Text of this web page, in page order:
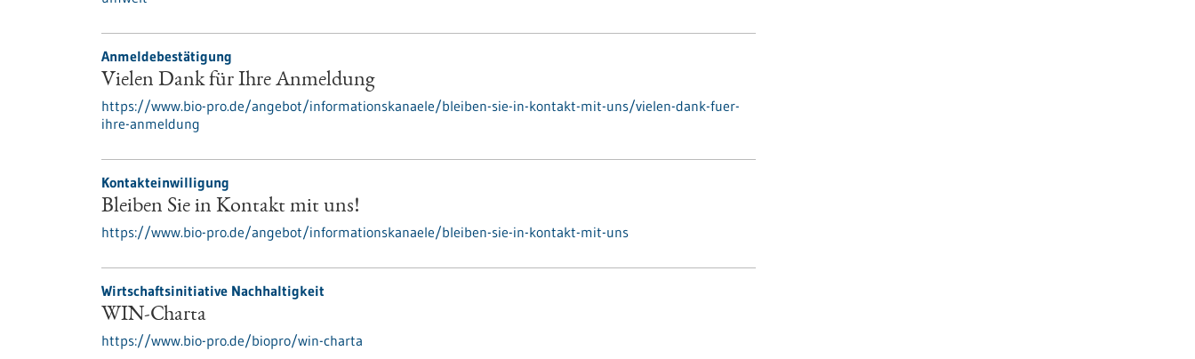
Anmeldebestätigung
Vielen Dank für Ihre Anmeldung
https://www.bio-pro.de/angebot/informationskanaele/bleiben-sie-in-kontakt-mit-uns/vielen-dank-fuer-
ihre-anmeldung
Kontakteinwilligung
Bleiben Sie in Kontakt mit uns!
https://www.bio-pro.de/angebot/informationskanaele/bleiben-sie-in-kontakt-mit-uns
Wirtschaftsinitiative Nachhaltigkeit
WIN-Charta
https://www.bio-pro.de/biopro/win-charta